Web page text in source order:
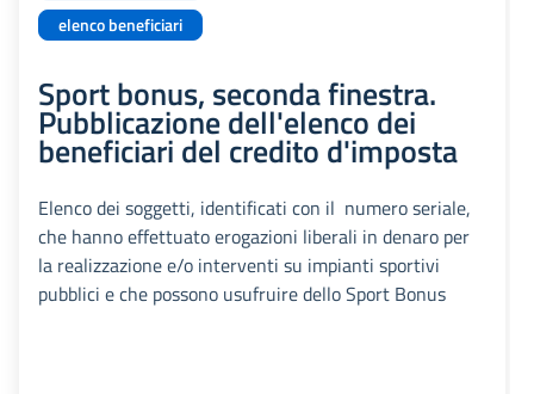
elenco beneficiari
Sport bonus, seconda finestra.
Pubblicazione dell'elenco dei
beneficiari del credito d'imposta
Elenco dei soggetti, identificati con il numero seriale,
che hanno effettuato erogazioni liberali in denaro per
la realizzazione e/o interventi su impianti sportivi
pubblici e che possono usufruire dello Sport Bonus